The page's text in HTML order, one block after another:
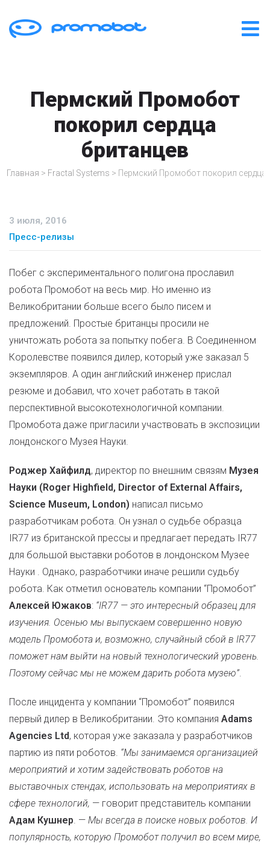
Пермский Промобот
покорил сердца
британцев
Главная > Fractal Systems > Пермский Промобот покорил сердца
3 июля, 2016
Пресс-релизы
Побег с экспериментального полигона прославил
робота Промобот на весь мир. Но именно из
Великобритании больше всего было писем и
предложений. Простые британцы просили не
уничтожать робота за попытку побега. В Соединенном
Королевстве появился дилер, который уже заказал 5
экземпляров. А один английский инженер прислал
резюме и добавил, что хочет работать в такой
перспективной высокотехнологичной компании.
Промобота даже пригласили участвовать в экспозиции
лондонского Музея Науки.
Роджер Хайфилд, директор по внешним связям Музея
Науки (Roger Highfield, Director of External Affairs,
Science Museum, London) написал письмо
разработчикам робота. Он узнал о судьбе образца
IR77 из британской прессы и предлагает передать IR77
для большой выставки роботов в лондонском Музее
Науки . Однако, разработчики иначе решили судьбу
робота. Как отметил основатель компании “Промобот”
Алексей Южаков: “IR77 — это интересный образец для
изучения. Осенью мы выпускаем совершенно новую
модель Промобота и, возможно, случайный сбой в IR77
поможет нам выйти на новый технологический уровень.
Поэтому сейчас мы не можем дарить робота музею”.
После инцидента у компании “Промобот” появился
первый дилер в Великобритании. Это компания Adams
Agencies Ltd, которая уже заказала у разработчиков
партию из пяти роботов. “Мы занимаемся организацией
мероприятий и хотим задействовать роботов на
выставочных стендах, использовать на мероприятиях в
сфере технологий, — говорит представитель компании
Адам Кушнер. — Мы всегда в поиске новых роботов. И
популярность, которую Промобот получил во всем мире,